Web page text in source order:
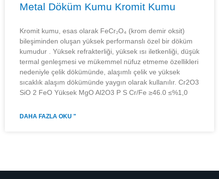
Metal Döküm Kumu Kromit Kumu
Kromit kumu, esas olarak FeCr₂O₄ (krom demir oksit)
bileşiminden oluşan yüksek performanslı özel bir döküm
kumudur . Yüksek refrakterliği, yüksek ısı iletkenliği, düşük
termal genleşmesi ve mükemmel nüfuz etmeme özellikleri
nedeniyle çelik dökümünde, alaşımlı çelik ve yüksek
sıcaklık alaşım dökümünde yaygın olarak kullanılır. Cr2O3
SiO 2 FeO Yüksek MgO Al2O3 P S Cr/Fe ≥46.0 ≤%1,0
DAHA FAZLA OKU "